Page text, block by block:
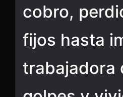
cobro,
fijos hasta
trabajadora